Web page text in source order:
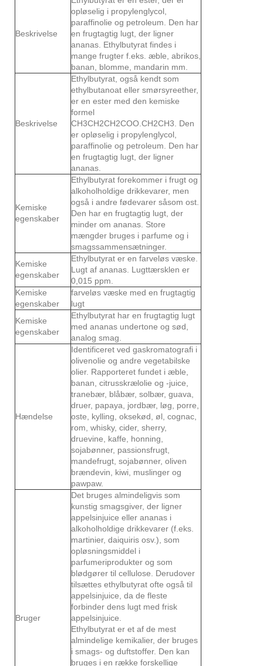
Beskrivelse
opløselig i propylenglycol,
paraffinolie og petroleum. Den har
en frugtagtig lugt, der ligner
ananas. Ethylbutyrat findes i
mange frugter f.eks. æble, abrikos,
banan, blomme, mandarin mm.
Beskrivelse
Ethylbutyrat, også kendt som
ethylbutanoat eller smørsyreether,
er en ester med den kemiske
formel
CH3CH2CH2COO.CH2CH3. Den
er opløselig i propylenglycol,
paraffinolie og petroleum. Den har
en frugtagtig lugt, der ligner
ananas.
Kemiske
egenskaber
Ethylbutyrat forekommer i frugt og
alkoholholdige drikkevarer, men
også i andre fødevarer såsom ost.
Den har en frugtagtig lugt, der
minder om ananas. Store
mængder bruges i parfume og i
smagssammensætninger.
Kemiske
egenskaber
Ethylbutyrat er en farveløs væske.
Lugt af ananas. Lugttærsklen er
0,015 ppm.
Kemiske
egenskaber
farveløs væske med en frugtagtig
lugt
Kemiske
egenskaber
Ethylbutyrat har en frugtagtig lugt
med ananas undertone og sød,
analog smag.
Hændelse
Identificeret ved gaskromatografi i
olivenolie og andre vegetabilske
olier. Rapporteret fundet i æble,
banan, citrusskrælolie og -juice,
tranebær, blåbær, solbær, guava,
druer, papaya, jordbær, løg, porre,
oste, kylling, oksekød, øl, cognac,
rom, whisky, cider, sherry,
druevine, kaffe, honning,
sojabønner, passionsfrugt,
mandefrugt, sojabønner, oliven
brændevin, kiwi, muslinger og
pawpaw.
Bruger
Det bruges almindeligvis som
kunstig smagsgiver, der ligner
appelsinjuice eller ananas i
alkoholholdige drikkevarer (f.eks.
martinier, daiquiris osv.), som
opløsningsmiddel i
parfumeriprodukter og som
blødgører til cellulose. Derudover
tilsættes ethylbutyrat ofte også til
appelsinjuice, da de fleste
forbinder dens lugt med frisk
appelsinjuice.
Ethylbutyrat er et af de mest
almindelige kemikalier, der bruges
i smags- og duftstoffer. Den kan
bruges i en række forskellige